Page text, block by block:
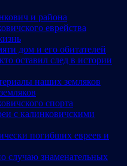
и района
еврейства
дом и его обитателей
оставил след в истории
наших земляков
спорта
с калинковичскими
погибших евреев и
случаю знаменательных